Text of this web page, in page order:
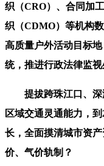
织（CRO）、合同加
织（CDMO）等机构
高质量户外活动目标
统，推进行政法律监
提拔跨珠江口、深
区域交通灵通能力，
长，全面摸清城市资
价、气价轨制？